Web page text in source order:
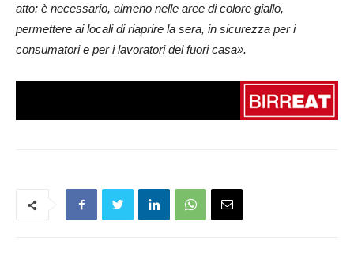
atto: è necessario, almeno nelle aree di colore giallo,
permettere ai locali di riaprire la sera, in sicurezza per i
consumatori e per i lavoratori del fuori casa».